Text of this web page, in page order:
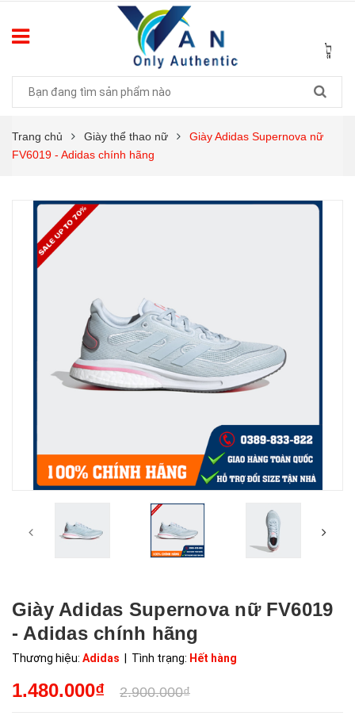
Trang chủ Giày thể thao nữ
Giày Adidas Supernova nữ
FV6019 - Adidas chính hãng
Giày Adidas Supernova nữ FV6019
- Adidas chính hãng
Thương hiệu: Adidas | Tình trạng: Hết hàng
1.480.000₫ 2.900.000₫